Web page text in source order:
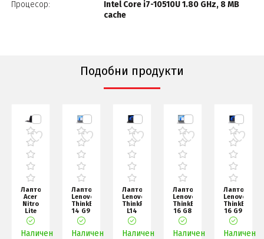
Процесор:
Intel Core i7-10510U 1.80 GHz, 8 MB
cache
Подобни продукти
Лаптоп
Acer
Nitro
Lite
16,
NL16-
71G-
Наличен
Лаптоп
Lenovo
ThinkBook
14 G9
AMD
Ryzen
7 250
Наличен
Лаптоп
Lenovo
ThinkPad
L14
G6
AMD
Ryzen
Наличен
Лаптоп
Lenovo
ThinkBook
16 G8
Intel
Core
Ultra
Наличен
Лаптоп
Lenovo
ThinkBook
16 G9
AMD
Ryzen
7 250
Наличен